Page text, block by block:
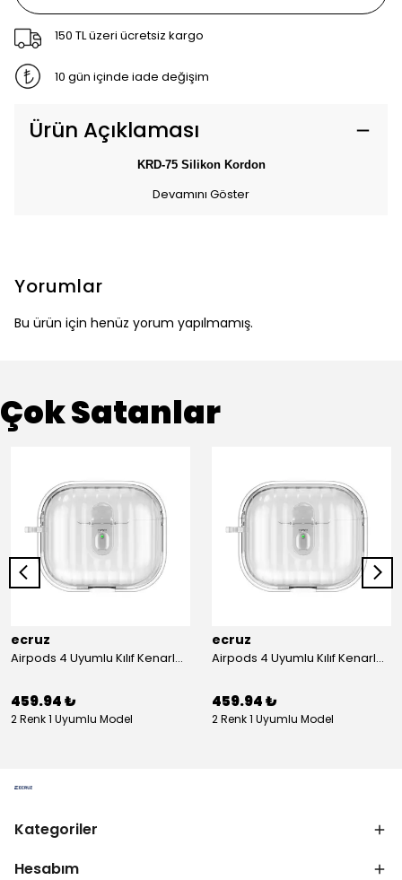
150 TL üzeri ücretsiz kargo
10 gün içinde iade değişim
Ürün Açıklaması
KRD-75 Silikon Kordon
Devamını Göster
Yorumlar
Bu ürün için henüz yorum yapılmamış.
Çok Satanlar
ecruz
Airpods 4 Uyumlu Kılıf Kenarları Renkli Şeffaf Dilimli Silikon Ecruz Airbag 40 Uyumlu Kılıf
459.94 ₺
2 Renk 1 Uyumlu Model
ecruz
Airpods 4 Uyumlu Kılıf Kenarları Renkli Şeffaf Dilimli Silikon Ecruz Airbag 40 Uyumlu Kılıf
459.94 ₺
2 Renk 1 Uyumlu Model
Kategoriler
Hesabım